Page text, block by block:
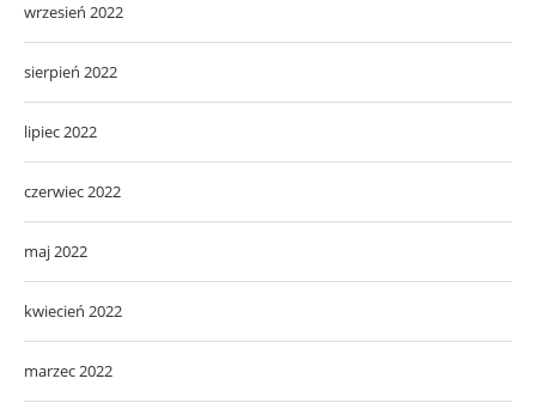
wrzesień 2022
sierpień 2022
lipiec 2022
czerwiec 2022
maj 2022
kwiecień 2022
marzec 2022